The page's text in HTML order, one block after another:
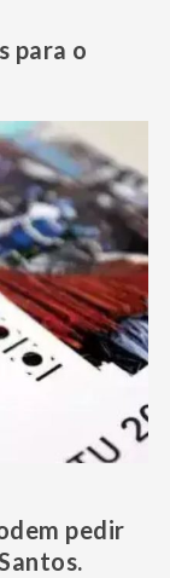
para o
pedir